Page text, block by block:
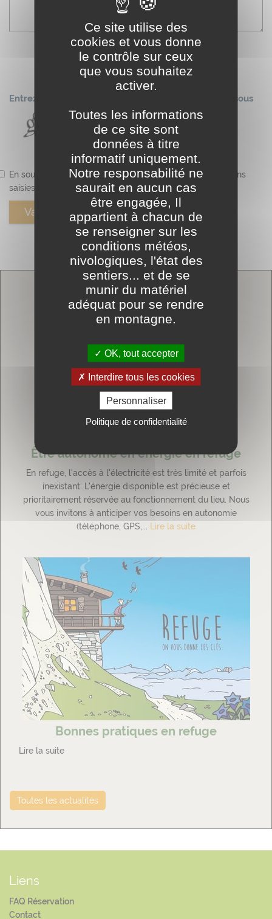
Entrez le mot tel qu'il apparaît dans l'image ci-dessous
En soumettant ce formulaire, j'accepte que les informations
saisies soient utilisées pour me recontacter.
* : champs
obligatoires
Être autonome en énergie en refuge
En refuge, l'accès à l'électricité est très limité et parfois
inexistant. L'énergie disponible est précieuse et
prioritairement réservée au fonctionnement du lieu. Nous
vous invitons à anticiper vos besoins en autonomie
(téléphone, GPS,...
Lire la suite
Bonnes pratiques en refuge
Lire la suite
Toutes les actualités
Liens
FAQ Réservation
Contact
Ce site utilise des
cookies et vous donne
le contrôle sur ceux
que vous souhaitez
activer.
Toutes les informations
de ce site sont
données à titre
informatif uniquement.
Notre responsabilité ne
saurait en aucun cas
être engagée, Il
appartient à chacun de
se renseigner sur les
conditions météos,
nivologiques, l'état des
sentiers... et de se
munir du matériel
adéquat pour se rendre
en montagne.
OK, tout accepter
Interdire tous les cookies
Personnaliser
Politique de confidentialité